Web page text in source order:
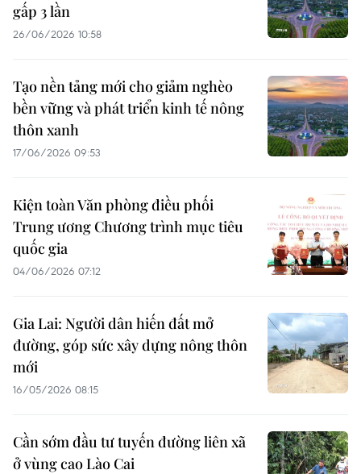
gấp 3 lần
26/06/2026 10:58
Tạo nền tảng mới cho giảm nghèo
bền vững và phát triển kinh tế nông
thôn xanh
17/06/2026 09:53
Kiện toàn Văn phòng điều phối
Trung ương Chương trình mục tiêu
quốc gia
04/06/2026 07:12
Gia Lai: Người dân hiến đất mở
đường, góp sức xây dựng nông thôn
mới
16/05/2026 08:15
Cần sớm đầu tư tuyến đường liên xã
ở vùng cao Lào Cai